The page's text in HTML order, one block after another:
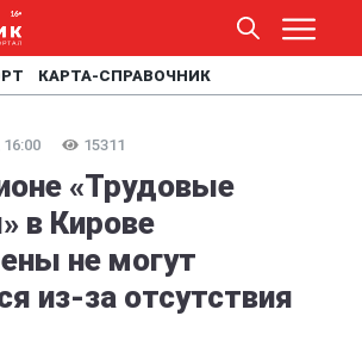
КАРТА-СПРАВОЧНИК
15311
«Трудовые
в Кирове
не могут
из-за отсутствия